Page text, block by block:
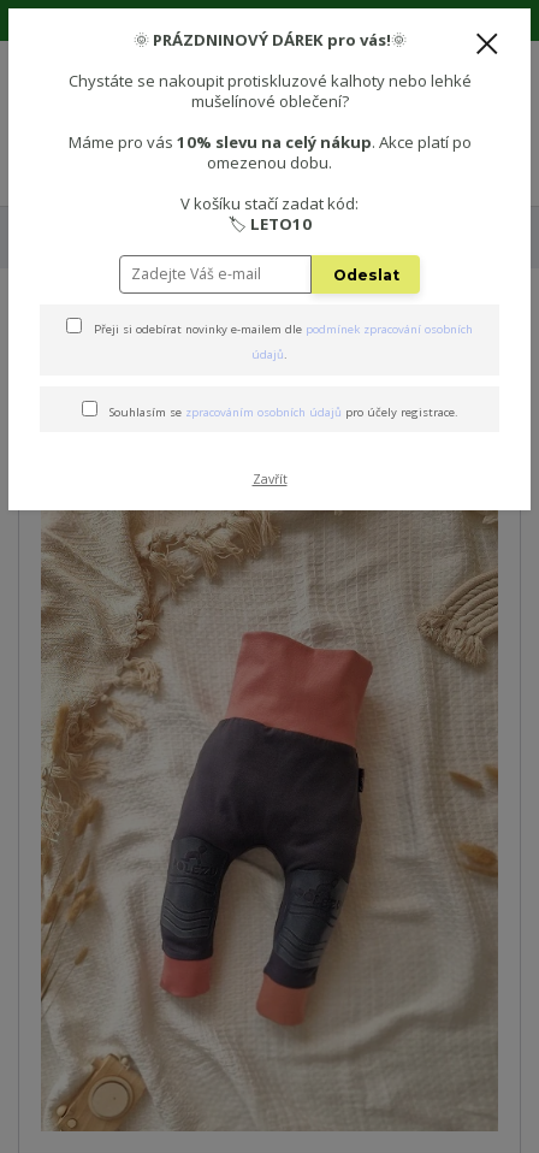
👌 Celoroční edice protiskluzových kalhot
POLEZU+ Protiskluzové
kalhoty - RŮŽOVÁ
🌞 PRÁZDNINOVÝ DÁREK pro vás!🌞
Chystáte se nakoupit protiskluzové kalhoty nebo lehké
mušelínové oblečení?
Máme pro vás 10% slevu na celý nákup. Akce platí po
omezenou dobu.
V košíku stačí zadat kód:
🏷️ LETO10
Odeslat
Přeji si odebírat novinky e-mailem dle podmínek zpracování osobních
údajů.
Souhlasím se zpracováním osobních údajů pro účely registrace.
Zavřít